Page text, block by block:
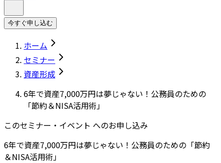
今すぐ申し込む
ホーム
セミナー
資産形成
6年で資産7,000万円は夢じゃない！公務員のための
「節約＆NISA活用術」
このセミナー・イベント へのお申し込み
6年で資産7,000万円は夢じゃない！公務員のための「節約
＆NISA活用術」